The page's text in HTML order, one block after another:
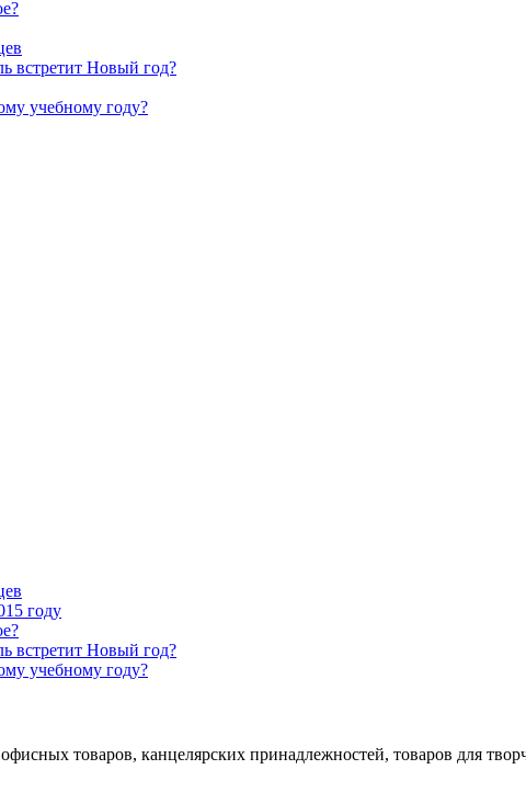
встретит Новый год?
учебному году?
году
встретит Новый год?
учебному году?
товаров, канцелярских принадлежностей, товаров для